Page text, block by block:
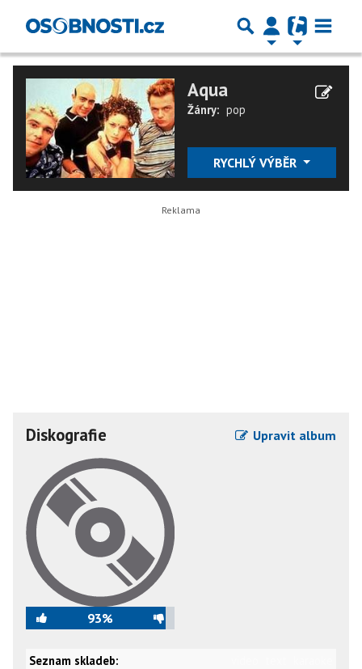
Aqua
Žánry: pop
RYCHLÝ VÝBĚR
Diskografie Upravit album
93%
Seznam skladeb: